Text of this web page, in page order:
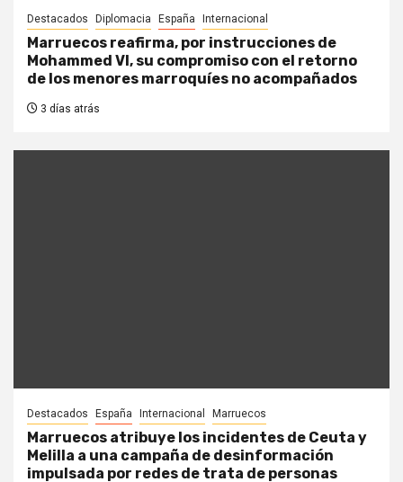
Destacados Diplomacia España Internacional
Marruecos reafirma, por instrucciones de
Mohammed VI, su compromiso con el retorno
de los menores marroquíes no acompañados
3 días atrás
Destacados España Internacional Marruecos
Marruecos atribuye los incidentes de Ceuta y
Melilla a una campaña de desinformación
impulsada por redes de trata de personas